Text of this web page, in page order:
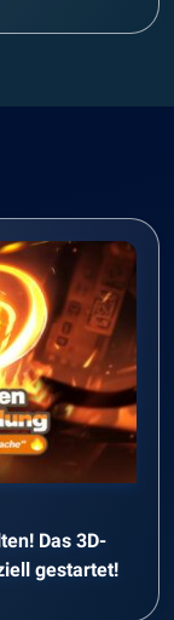
Das 3D-
gestartet!